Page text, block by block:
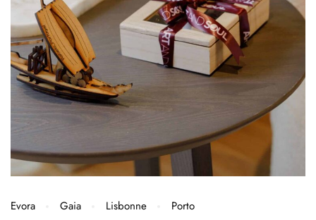
Evora Gaia Lisbonne Porto